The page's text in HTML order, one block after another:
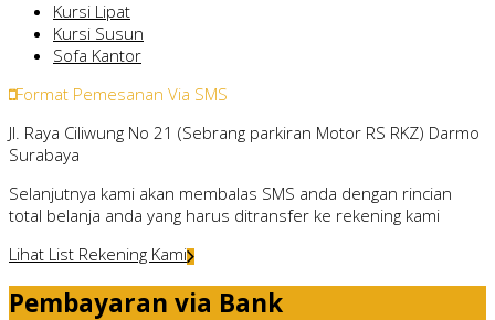
Kursi Lipat
Kursi Susun
Sofa Kantor
Format Pemesanan Via SMS
Jl. Raya Ciliwung No 21 (Sebrang parkiran Motor RS RKZ) Darmo
Surabaya
Selanjutnya kami akan membalas SMS anda dengan rincian
total belanja anda yang harus ditransfer ke rekening kami
Lihat List Rekening Kami
Pembayaran via Bank